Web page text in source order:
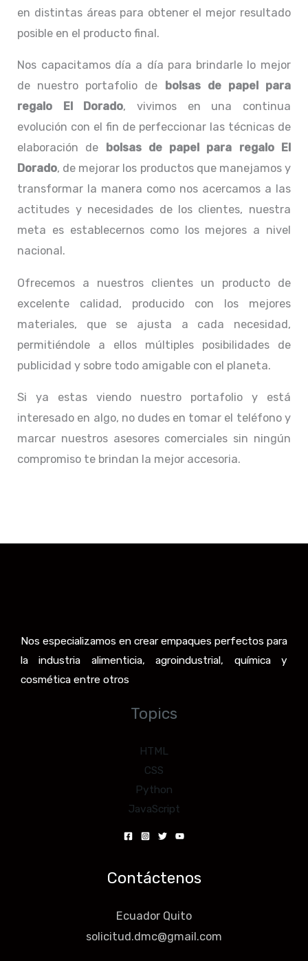
en distintas áreas para obtener el mejor resultado
posible en el producto final.
Nos capacitamos día a día para brindarle lo mejor
de nuestro portafolio de
bolsas de papel para
regalo El Dorado, vivimos en una continua
evolución con el fin de perfeccionar las técnicas de
elaboración de
bolsas de papel para regalo El
Dorado, de mejorar los productos que manejamos y
transformar la manera como nos acercamos a las
actitudes y necesidades de los clientes, nuestra
meta es establecernos como los mejores a nivel
nacional.
Ofrecemos a nuestros clientes un producto de
excelente calidad, producido con los mejores
materiales, que se ajusta a cada necesidad,
permitiéndole a ellos múltiples posibilidades de
publicidad y sobre todo amigable con el planeta.
Si ya estas viendo nuestro portafolio y está
interesado en algo, no dudes en tomar el teléfono y
marcar nuestros asesores comerciales sin ningún
compromiso te brindan la mejor accesoria.
Nos especializamos en crear empaques perfectos para
la industria alimenticia, agroindustrial, química y
cosmética entre otros
Topics
HTML
CSS
Python
JavaScript
Contáctenos
Ecuador Quito
solicitud.dmc@gmail.com